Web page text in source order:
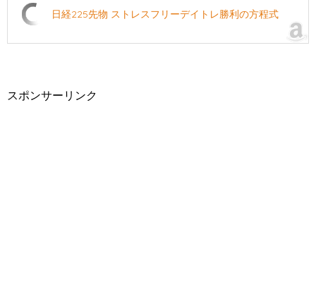
日経225先物 ストレスフリーデイトレ勝利の方程式
スポンサーリンク